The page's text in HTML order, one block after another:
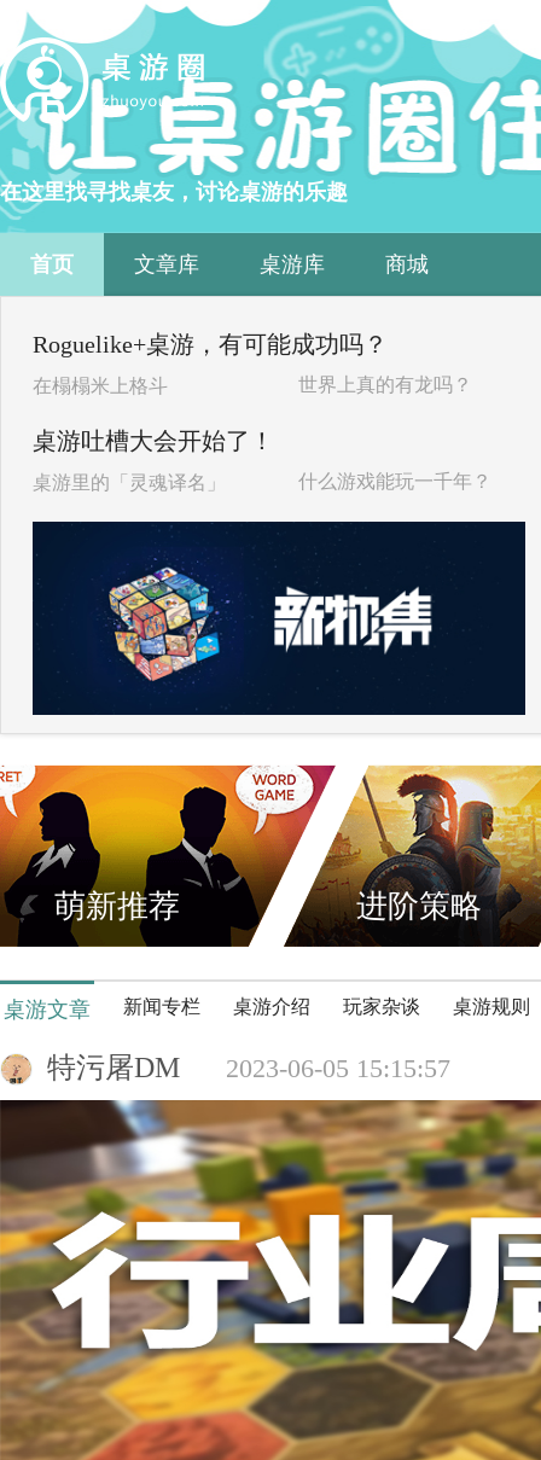
在这里找寻找桌友，讨论桌游的乐趣
首页 文章库 桌游库 商城
Roguelike+桌游，有可能成功吗？
在榻榻米上格斗 世界上真的有龙吗？
桌游吐槽大会开始了！
桌游里的「灵魂译名」 什么游戏能玩一千年？
萌新推荐 进阶策略
桌游文章 新闻专栏 桌游介绍 玩家杂谈 桌游规则
特污屠DM 2023-06-05 15:15:57